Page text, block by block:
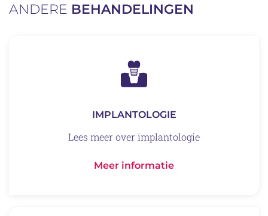
ANDERE BEHANDELINGEN
IMPLANTOLOGIE
Lees meer over implantologie
Meer informatie